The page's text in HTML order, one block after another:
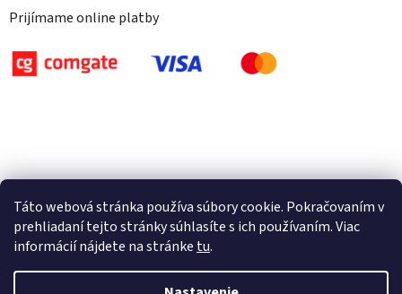
Táto webová stránka používa súbory cookie. Pokračovaním v
prehliadaní tejto stránky súhlasíte s ich používaním. Viac
informácií nájdete na stránke tu.
Prijímame online platby